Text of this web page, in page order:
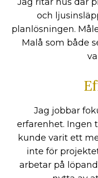
och
planlösningen.
Malå som både
Jag jobbar
erfarenhet. Ingen
kunde varit ett
inte för
arbetar på